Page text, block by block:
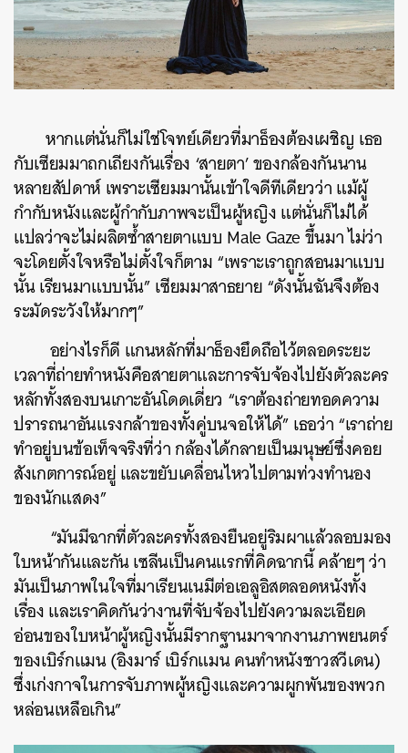
หากแต่นั่นก็ไม่ใช่โจทย์เดียวที่มาธ็องต้องเผชิญ เธอ
กับเซียมมาถกเถียงกันเรื่อง ‘สายตา’ ของกล้องกันนาน
หลายสัปดาห์ เพราะเซียมมานั้นเข้าใจดีทีเดียวว่า แม้ผู้
กำกับหนังและผู้กำกับภาพจะเป็นผู้หญิง แต่นั่นก็ไม่ได้
แปลว่าจะไม่ผลิตซ้ำสายตาแบบ Male Gaze ขึ้นมา ไม่ว่า
จะโดยตั้งใจหรือไม่ตั้งใจก็ตาม “เพราะเราถูกสอนมาแบบ
นั้น เรียนมาแบบนั้น” เซียมมาสาธยาย “ดังนั้นฉันจึงต้อง
ระมัดระวังให้มากๆ”
อย่างไรก็ดี แกนหลักที่มาธ็องยึดถือไว้ตลอดระยะ
เวลาที่ถ่ายทำหนังคือสายตาและการจับจ้องไปยังตัวละคร
หลักทั้งสองบนเกาะอันโดดเดี่ยว “เราต้องถ่ายทอดความ
ปรารถนาอันแรงกล้าของทั้งคู่บนจอให้ได้” เธอว่า “เราถ่าย
ทำอยู่บนข้อเท็จจริงที่ว่า กล้องได้กลายเป็นมนุษย์ซึ่งคอย
สังเกตการณ์อยู่ และขยับเคลื่อนไหวไปตามท่วงทำนอง
ของนักแสดง”
“มันมีฉากที่ตัวละครทั้งสองยืนอยู่ริมผาแล้วลอบมอง
ใบหน้ากันและกัน เซลีนเป็นคนแรกที่คิดฉากนี้ คล้ายๆ ว่า
มันเป็นภาพในใจที่มาเรียนเนมีต่อเอลูอิสตลอดหนังทั้ง
เรื่อง และเราคิดกันว่างานที่จับจ้องไปยังความละเอียด
อ่อนของใบหน้าผู้หญิงนั้นมีรากฐานมาจากงานภาพยนตร์
ของเบิร์กแมน (อิงมาร์ เบิร์กแมน คนทำหนังชาวสวีเดน)
ซึ่งเก่งกาจในการจับภาพผู้หญิงและความผูกพันของพวก
หล่อนเหลือเกิน”